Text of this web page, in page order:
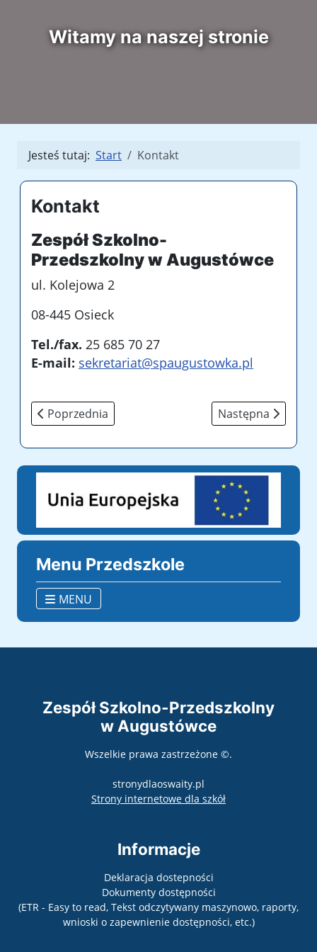
Witamy na naszej stronie
Menu Przedszkole
MENU
Jesteś tutaj: Start Kontakt
Kontakt
Zespół Szkolno-
Przedszkolnyw Augustówce
ul. Kolejowa 2
08-445 Osieck
Tel./fax. 25 685 70 27
E-mail: sekretariat@spaugustowka.pl
Poprzednia strona: O szkole
Poprzednia Następna strona:
Następna
Zespół Szkolno-Przedszkolny
w Augustówce
Wszelkie prawa zastrzeżone ©.
stronydlaoswaity.pl
Strony internetowe dla szkółotwiera się w
Informacje
Deklaracja dostepności
Dokumenty dostępności
(ETR - Easy to read, Tekst odczytywany maszynowo, raporty,
wnioski o zapewnienie dostępności, etc.)